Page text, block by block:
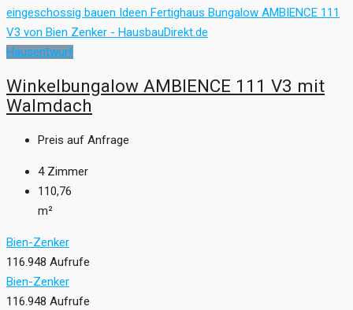
Hausentwurf
Winkelbungalow AMBIENCE 111 V3 mit
Walmdach
Preis auf Anfrage
4 Zimmer
110,76
m²
Bien-Zenker
116.948 Aufrufe
Bien-Zenker
116.948 Aufrufe